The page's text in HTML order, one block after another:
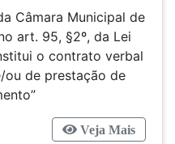
Câmara Municipal de
art. 95, §2º, da Lei
o contrato verbal
ou de prestação de
Veja Mais